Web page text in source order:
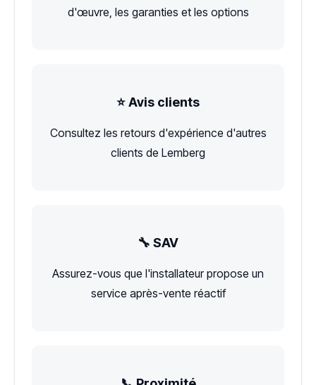
d'œuvre, les garanties et les options
⭐ Avis clients
Consultez les retours d'expérience d'autres
clients de Lemberg
🔧 SAV
Assurez-vous que l'installateur propose un
service après-vente réactif